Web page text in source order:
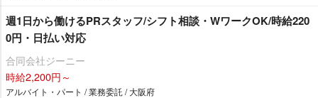
週1日から働けるPRスタッフ/シフト相談・WワークOK/時給220
0円・日払い対応
合同会社ジーニー
時給2,200円～
アルバイト・パート / 業務委託 / 大阪府